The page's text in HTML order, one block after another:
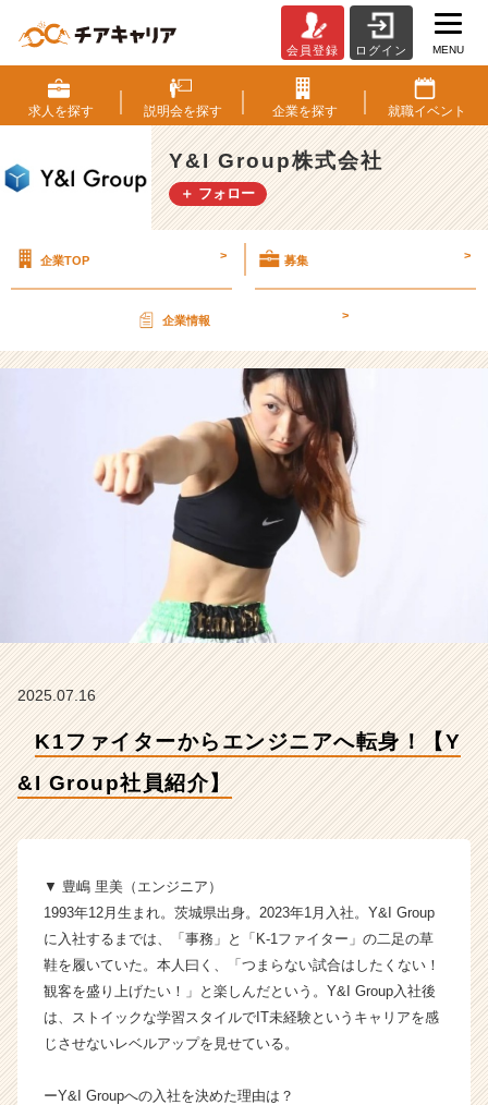
1
フ
ァ
イ
タ
ー
ン
ジ
ア
身！
【Y
I
r
p
社
&
G
o
p
株
式
会
社
の
タ
イ
ラ
会員登録 ログイン MENU
求人を探す 説明会を探す 企業を探す 就職イベント
Y&I Group株式会社
＋ フォロー
企業TOP > 募集 >
企業情報 >
2025.07.16
K1ファイターからエンジニアへ転身！【Y
&I Group社員紹介】
▼ 豊嶋 里美（エンジニア）
1993年12月生まれ。茨城県出身。2023年1月入社。Y&I Group
に入社するまでは、「事務」と「K-1ファイター」の二足の草
鞋を履いていた。本人曰く、「つまらない試合はしたくない！
観客を盛り上げたい！」と楽しんだという。Y&I Group入社後
は、ストイックな学習スタイルでIT未経験というキャリアを感
じさせないレベルアップを見せている。
ーY&I Groupへの入社を決めた理由は？